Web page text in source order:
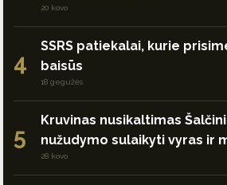
20 kovo
4
SSRS patiekalai, kurie
baisūs
18 gegužės
5
Kruvinas nusikaltimas
nužudymo sulaikyti vyras ir
28 kovo